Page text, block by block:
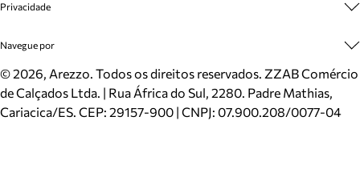
Mapa do Site
Inverno
Mundo Arezzo
Cadastro
Meus Pedidos
Trocas e Devoluções
Cartão Presente
Localizador de lojas
Privacidade
Politica e Privacidade
Navegue por
Sapatos
Bolsas
Scarpins
©2026, Arezzo. Todos os direitos reservados. ZZAB Comércio
de Calçados Ltda. | Rua África do Sul, 2280. Padre Mathias,
Cariacica/ES. CEP: 29157-900 | CNPJ: 07.900.208/0077-04